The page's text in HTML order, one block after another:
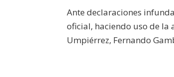
Ante declaraciones
oficial, haciendo uso de la
Umpiérrez, Fernando